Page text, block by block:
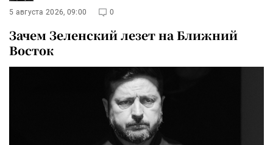
5 августа 2026, 09:00 0
Зачем Зеленский лезет на Ближний
Восток